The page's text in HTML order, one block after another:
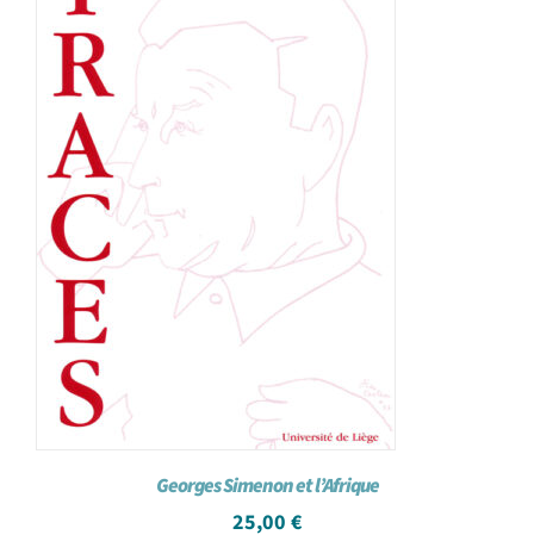
Georges Simenon et l’Afrique
25,00 €